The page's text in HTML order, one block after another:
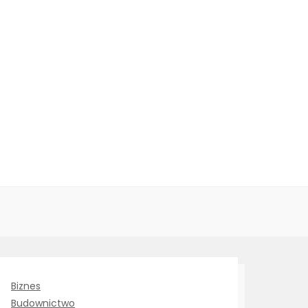
Biznes
Budownictwo